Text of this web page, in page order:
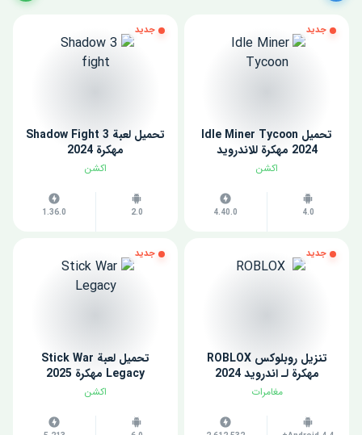
جديد
تحميل Idle Miner Tycoon
2024 مهكرة للاندرويد
اكشن
4.0
4.40.0
جديد
تحميل لعبة Shadow Fight 3
مهكرة 2024
اكشن
2.0
1.36.0
جديد
تنزيل روبلوكس ROBLOX
مهكرة لـ اندرويد 2024
مغامرات
جديد
تحميل لعبة Stick War
Legacy مهكرة 2025
اكشن